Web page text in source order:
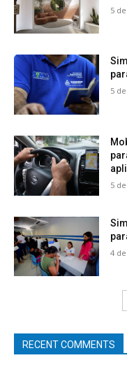
5
5
5
4
RECENT COMMENTS